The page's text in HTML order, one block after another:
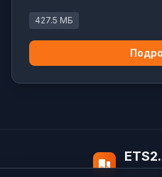
427.5 МБ